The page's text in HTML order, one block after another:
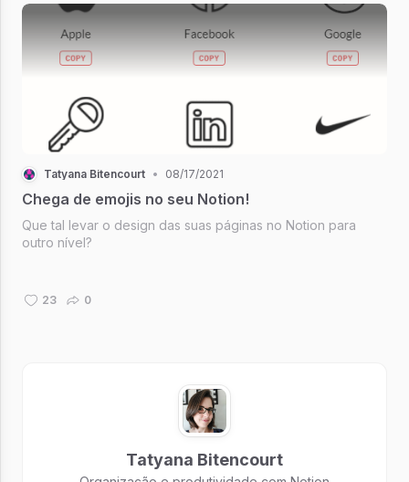
Tatyana Bitencourt • 08/17/2021
Chega de emojis no seu Notion!
Que tal levar o design das suas páginas no Notion para
outro nível?
23 0
Tatyana Bitencourt